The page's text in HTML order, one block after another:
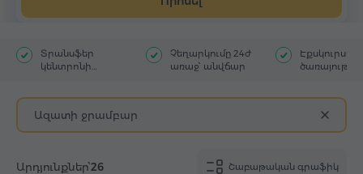
Տրանսֆեր
կենտրոնի
Չեղարկումը 24ժ
առաջ՝ անվճար
Ազատի ջրամբար
Շաբաթական գրաֆիկ
Արդյունքներ՝26